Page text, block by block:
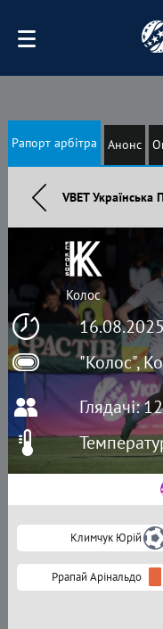
Рапорт арбітра Анонс
VBET
"Колос",
Колос
Глядачі:
Климчук Юрій
Ррапай Арінальдо